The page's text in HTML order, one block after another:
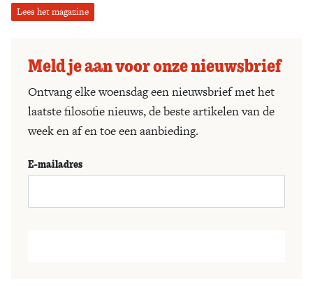
Lees het magazine
Meld je aan voor onze nieuwsbrief
Ontvang elke woensdag een nieuwsbrief met het
laatste filosofie nieuws, de beste artikelen van de
week en af en toe een aanbieding.
E-mailadres